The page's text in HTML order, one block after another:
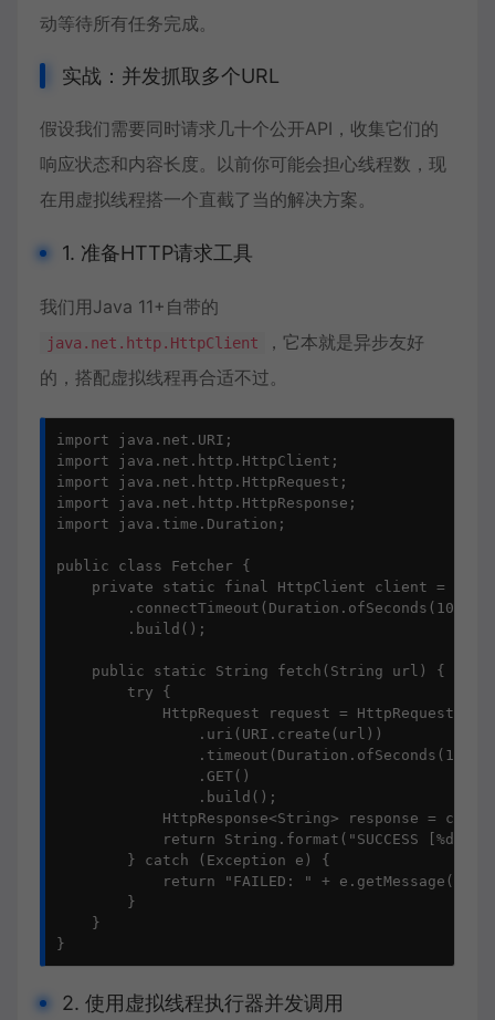
动等待所有任务完成。
实战：并发抓取多个URL
假设我们需要同时请求几十个公开API，收集它们的
响应状态和内容长度。以前你可能会担心线程数，现
在用虚拟线程搭一个直截了当的解决方案。
1. 准备HTTP请求工具
我们用Java 11+自带的
java.net.http.HttpClient
，它本就是异步友好
的，搭配虚拟线程再合适不过。
import java.net.URI;
import java.net.http.HttpClient;
import java.net.http.HttpRequest;
import java.net.http.HttpResponse;
import java.time.Duration;
public class Fetcher {
private static final HttpClient client =
        .connectTimeout(Duration.ofSeconds(10))
        .build();
    public static String fetch(String url) {
        try {
HttpRequest request =
                .uri(URI.create(url))
                .timeout(Duration.ofSeconds(10))
                .GET()
                .build();
HttpResponse<String> response =
return String.format("SUCCESS [%d]
        } catch (Exception e) {
            return "FAILED: " + e.getMessage();
        }
    }
}
2. 使用虚拟线程执行器并发调用